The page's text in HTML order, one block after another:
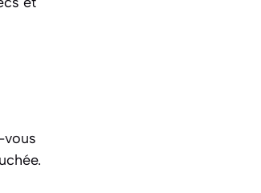
vous